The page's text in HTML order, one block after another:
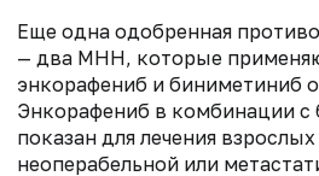
Еще одна одобренная
— два МНН, которые
энкорафениб и биниметиниб
Энкорафениб в комбинации
показан для лечения
неоперабельной или